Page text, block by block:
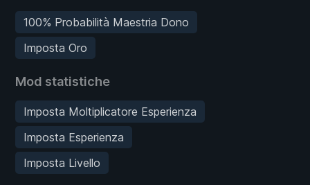
100% Probabilità Maestria Dono
Imposta Oro
Mod statistiche
Imposta Moltiplicatore Esperienza
Imposta Esperienza
Imposta Livello